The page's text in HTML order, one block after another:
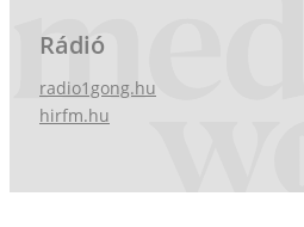
Rádió
radio1gong.hu
hirfm.hu